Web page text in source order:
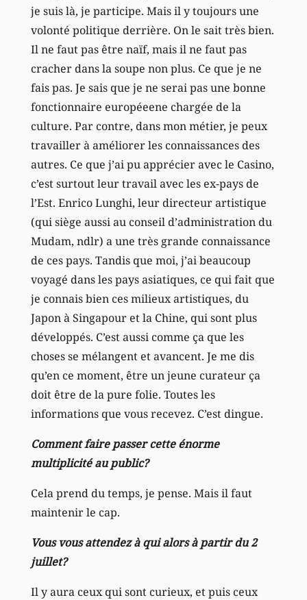
je suis là, je participe. Mais il y toujours une
volonté politique derrière. On le sait très bien.
Il ne faut pas être naïf, mais il ne faut pas
cracher dans la soupe non plus. Ce que je ne
fais pas. Je sais que je ne serai pas une bonne
fonctionnaire européeene chargée de la
culture. Par contre, dans mon métier, je peux
travailler à améliorer les connaissances des
autres. Ce que j’ai pu apprécier avec le Casino,
c’est surtout leur travail avec les ex-pays de
l’Est. Enrico Lunghi, leur directeur artistique
(qui siège aussi au conseil d’administration du
Mudam, ndlr) a une très grande connaissance
de ces pays. Tandis que moi, j’ai beaucoup
voyagé dans les pays asiatiques, ce qui fait que
je connais bien ces milieux artistiques, du
Japon à Singapour et la Chine, qui sont plus
développés. C’est aussi comme ça que les
choses se mélangent et avancent. Je me dis
qu’en ce moment, être un jeune curateur ça
doit être de la pure folie. Toutes les
informations que vous recevez. C’est dingue.
Comment faire passer cette énorme
multiplicité au public?
Cela prend du temps, je pense. Mais il faut
maintenir le cap.
Vous vous attendez à qui alors à partir du 2
juillet?
Il y aura ceux qui sont curieux, et puis ceux